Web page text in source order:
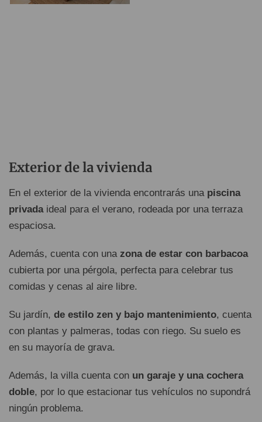
Exterior de la vivienda
En el exterior de la vivienda encontrarás una piscina
privadaideal para el verano, rodeada por una terraza
espaciosa.
Además, cuenta con una zona de estar con barbacoa
cubierta por una pérgola, perfecta para celebrar tus
comidas y cenas al aire libre.
Su jardín, de estilo zen y bajo mantenimiento, cuenta
con plantas y palmeras, todas con riego. Su suelo es
en su mayoría de grava.
Además, la villa cuenta con un garaje y una cochera
doble, por lo que estacionar tus vehículos no supondrá
ningún problema.